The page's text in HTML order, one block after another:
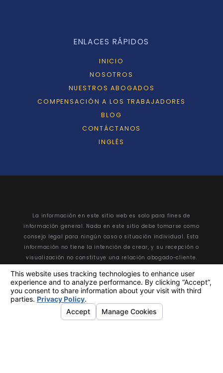
ENLACES RÁPIDOS
INICIO
NOSOTROS
NUESTROS ABOGADOS
COMPENSACIÓN A LOS TRABAJADORES
BLOG
CONTÁCTANOS
INGLÉS
La información en este sitio web es solo para fines de
información general. Nada en este sitio debe tomarse como
consejo legal para ningún caso o situación individual. Esta
información no tiene la intención de crear, y su recepción o
visualización no constituye una relación abogado-cliente.
© 2026 Reservados todos los derechos.
Site Map
Privacy Policy